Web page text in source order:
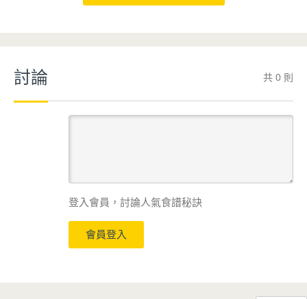
討論 共 0 則
登入會員，討論人氣食譜秘訣
會員登入